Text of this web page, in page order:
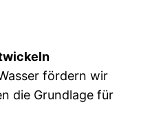
fördern wir
die Grundlage für